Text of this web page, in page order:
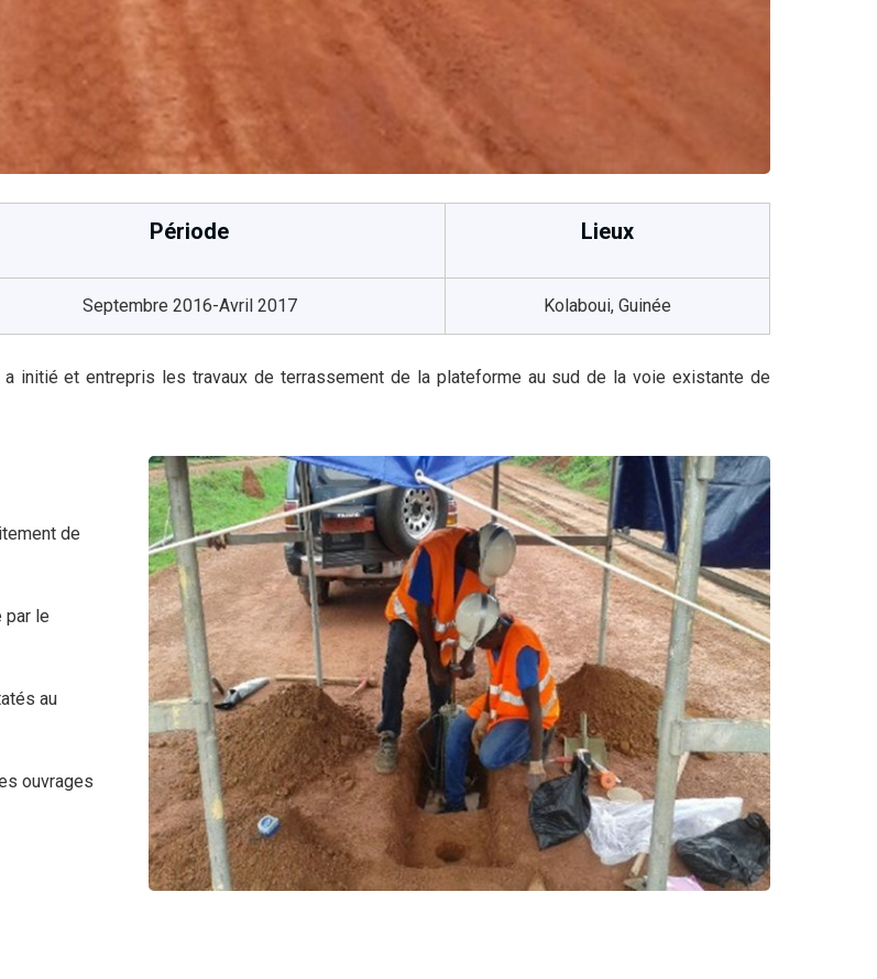
Période Lieux
Septembre 2016-Avril 2017 Kolaboui, Guinée
initié et entrepris les travaux de terrassement de la plateforme au sud de la voie existante de
de
par le
au
ouvrages